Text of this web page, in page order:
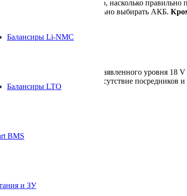
Балансиры Li-NMC
Балансиры LTO
BMS
и ЗУ
эффективности. А от того, насколько правильно
которых требуется тщательно выбирать АКБ.
без отступлений от заявленного уровня 18
времени. При этом отсутствие посредников
офертой.